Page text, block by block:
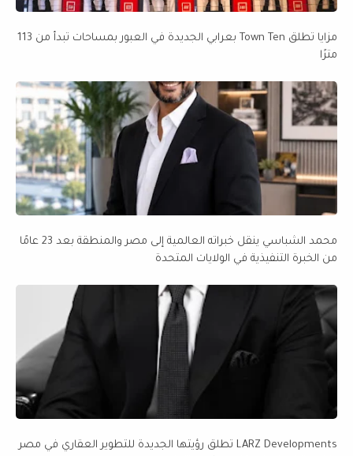
مزايا تطلق Town Ten بعرابي الجديدة في العبور بمساحات تبدأ من 113
مترًا
محمد الشباسي ينقل خبراته العالمية إلى مصر والمنطقة بعد 23 عامًا
من الخبرة التنفيذية في الولايات المتحدة
LARZ Developments تطلق رؤيتها الجديدة للتطوير العقاري في مصر